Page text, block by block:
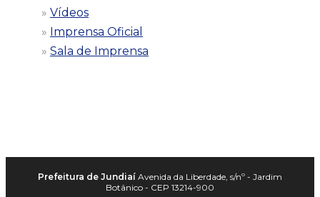
Vídeos
Imprensa Oficial
Sala de Imprensa
Prefeitura de Jundiaí Avenida da Liberdade, s/nº - Jardim
Botânico - CEP 13214-900